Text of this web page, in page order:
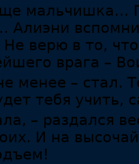
мальчишка…
Алиэни
верю в то,
врага –
менее – стал.
тебя учить,
– раздался
И на